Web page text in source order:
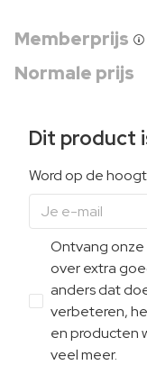
Memberprijs
Normale prijs
Dit product
Word op de
Ontvang
over extra
anders dat
verbeteren,
en producten
veel meer.